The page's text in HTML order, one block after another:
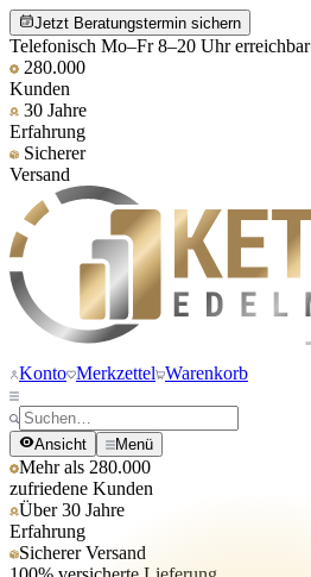
Jetzt Beratungstermin sichern
Telefonisch Mo–Fr 8–20 Uhr erreichbar
280.000
Kunden
30 Jahre
Erfahrung
Sicherer
Versand
Konto Merkzettel Warenkorb
Ansicht Menü
Mehr als 280.000
zufriedene Kunden
Über 30 Jahre
Erfahrung
Sicherer Versand